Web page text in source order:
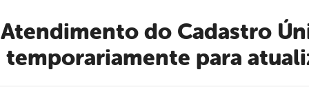
Atendimento do Cadastro Único será suspenso
temporariamente para